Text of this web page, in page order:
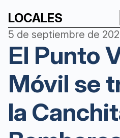
LOCALES
5 de septiembre de
El Punto
Móvil se
la